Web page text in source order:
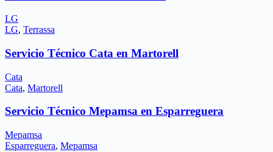
LG
LG, Terrassa
Servicio Técnico Cata en Martorell
Cata
Cata, Martorell
Servicio Técnico Mepamsa en Esparreguera
Mepamsa
Esparreguera, Mepamsa